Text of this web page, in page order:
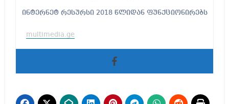
ინტერნეტ რესურსი 2018 წლიდან ფუნქციონირებს
multimedia.ge